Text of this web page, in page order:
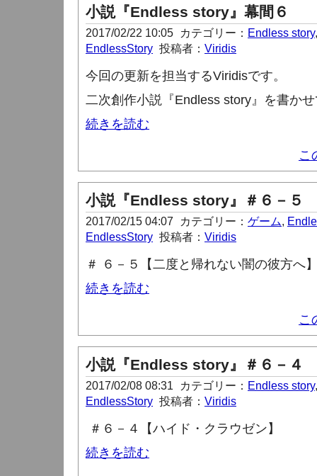
小説『Endless story』幕間６
2017/02/22 10:05 カテゴリー： Endless story
EndlessStory 投稿者： Viridis
今回の更新を担当するViridisです。
二次創作小説『Endless story』を書か
続きを読む
こ
小説『Endless story』＃６－５
2017/02/15 04:07 カテゴリー： ゲーム,
EndlessStory 投稿者： Viridis
＃ ６－５【二度と帰れない闇の彼方へ
続きを読む
こ
小説『Endless story』＃６－４
2017/02/08 08:31 カテゴリー： Endless story
EndlessStory 投稿者： Viridis
＃６－４【ハイド・クラウゼン】
続きを読む